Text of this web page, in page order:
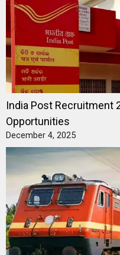
India Post Recruitment
Opportunities
December 4, 2025